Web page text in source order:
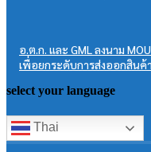
อ.ต.ก. และ GML ลงนาม
เพื่อยกระดับการส่งออกสินค้
select your language
Thai